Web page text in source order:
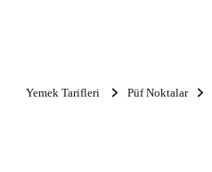
Yemek Tarifleri Püf Noktalar